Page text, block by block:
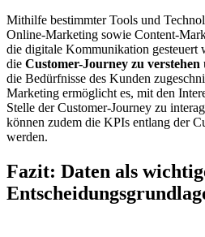
Mithilfe bestimmter Tools und
Online-Marketing sowie Content-
die digitale Kommunikation gesteuert
die Customer-Journey zu verstehen
die Bedürfnisse des Kunden
Marketing ermöglicht es, mit den
Stelle der Customer-Journey zu
können zudem die KPIs entlang der
werden.
Fazit: Daten als